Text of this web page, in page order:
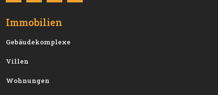
Immobilien
Gebäudekomplexe
Villen
Wohnungen